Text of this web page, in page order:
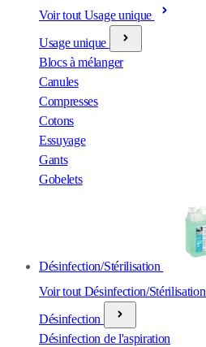
Voir tout Usage unique
Usage unique
Blocs à mélanger
Canules
Compresses
Cotons
Essuyage
Gants
Gobelets
Désinfection/Stérilisation
Voir tout Désinfection/Stérilisation
Désinfection
Désinfection de l'aspiration